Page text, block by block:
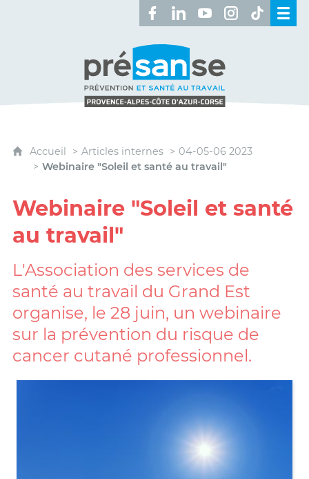
Retrouvez-nous sur Facebook
Retrouvez-nous sur
Retrouvez-nous sur
Retrouvez-
Accueil Articles internes
04-05-06 2023
Webinaire "Soleil et santé au travail"
Webinaire "Soleil et santé
au travail"
L'Association des services de
santé au travail du Grand Est
organise, le 28 juin, un webinaire
sur la prévention du risque de
cancer cutané professionnel.